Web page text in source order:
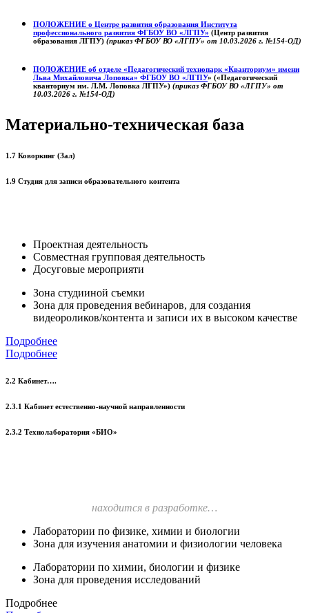
ПОЛОЖЕНИЕ о Центре развития образования Института
профессионального развития ФГБОУ ВО «ЛГПУ» (Центр развития
образования ЛГПУ) (приказ ФГБОУ ВО «ЛГПУ» от 10.03.2026 г. №154-ОД)
ПОЛОЖЕНИЕ об отделе «Педагогический технопарк «Кванториум» имени
Льва Михайловича Лоповка» ФГБОУ ВО «ЛГПУ» («Педагогический
кванториум им. Л.М. Лоповка ЛГПУ») (приказ ФГБОУ ВО «ЛГПУ» от
10.03.2026 г. №154-ОД)
Материально-техническая база
1.7 Коворкинг (Зал)
1.9 Студия для записи образовательного контента
Проектная деятельность
Совместная групповая деятельность
Досуговые мероприяти
Зона студииной съемки
Зона для проведения вебинаров, для создания
видеороликов/контента и записи их в высоком качестве
Подробнее
Подробнее
2.2 Кабинет….
2.3.1 Кабинет естественно-научной направленности
2.3.2 Технолаборатория «БИО»
находится в разработке…
Лаборатории по физике, химии и биологии
Зона для изучения анатомии и физиологии человека
Лаборатории по химии, биологии и физике
Зона для проведения исследований
Подробнее